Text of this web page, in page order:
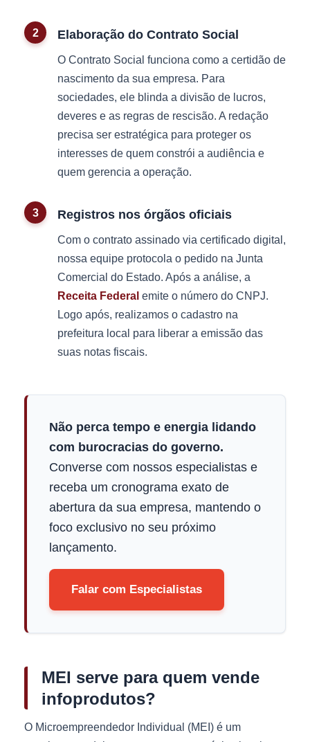
Elaboração do Contrato Social
O Contrato Social funciona como a certidão de
nascimento da sua empresa. Para
sociedades, ele blinda a divisão de lucros,
deveres e as regras de rescisão. A redação
precisa ser estratégica para proteger os
interesses de quem constrói a audiência e
quem gerencia a operação.
Registros nos órgãos oficiais
Com o contrato assinado via certificado digital,
nossa equipe protocola o pedido na Junta
Comercial do Estado. Após a análise, a
Receita Federal emite o número do CNPJ.
Logo após, realizamos o cadastro na
prefeitura local para liberar a emissão das
suas notas fiscais.
Não perca tempo e energia lidando
com burocracias do governo.
Converse com nossos especialistas e
receba um cronograma exato de
abertura da sua empresa, mantendo o
foco exclusivo no seu próximo
lançamento.
Falar com Especialistas
MEI serve para quem vende
infoprodutos?
O Microempreendedor Individual (MEI) é um